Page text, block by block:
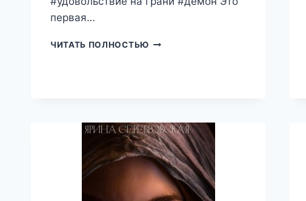
первая…
ЧИТАТЬ ПОЛНОСТЬЮ ПОЦЕЛУЙ